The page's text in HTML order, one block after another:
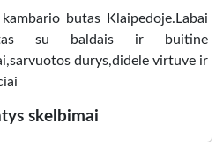
butas Klaipedoje.Labai
su baldais ir buitine
durys,didele virtuve ir
skelbimai